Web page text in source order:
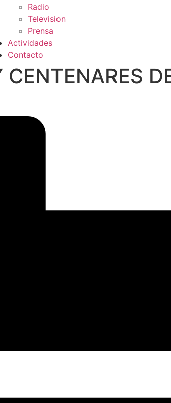
Radio
Television
Prensa
Actividades
Contacto
CENTENARES